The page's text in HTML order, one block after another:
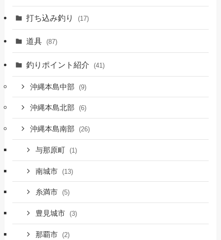
打ち込み釣り (17)
道具 (87)
釣りポイント紹介 (41)
沖縄本島中部 (9)
沖縄本島北部 (6)
沖縄本島南部 (26)
与那原町 (1)
南城市 (13)
糸満市 (5)
豊見城市 (3)
那覇市 (2)